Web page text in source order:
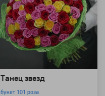
Танец звезд
букет 101 роза